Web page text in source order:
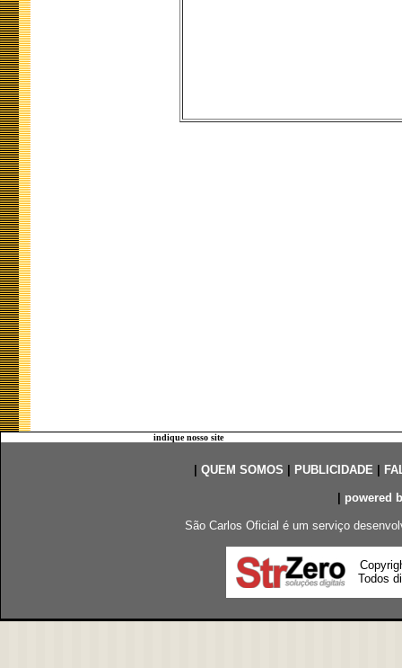
indique nosso site
QUEM SOMOS PUBLICIDADE|
powered
São Carlos Oficial é um serviço
Todos